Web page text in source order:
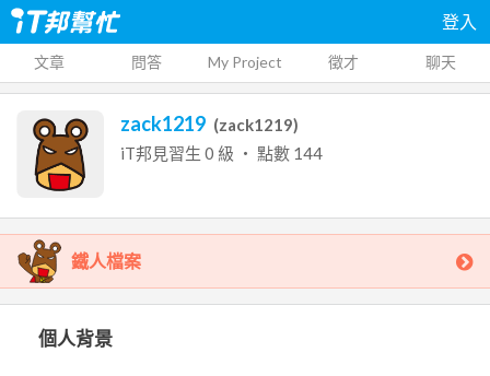
登入
文章 問答 My Project 徵才 聊天
zack1219 (zack1219)
iT邦見習生 0 級 ‧ 點數 144
鐵人檔案
個人背景